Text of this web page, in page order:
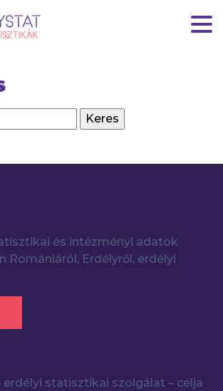
és intézményi adatok
Romániáról, Erdélyről, erdélyi
erdélyi statisztikai szolgálat – célja